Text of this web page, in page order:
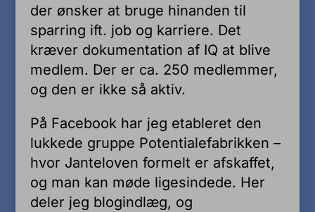
der ønsker at bruge hinanden til
sparring ift. job og karriere. Det
kræver dokumentation af IQ at blive
medlem. Der er ca. 250 medlemmer,
og den er ikke så aktiv.
På Facebook har jeg etableret den
lukkede gruppe Potentialefabrikken –
hvor Janteloven formelt er afskaffet,
og man kan møde ligesindede. Her
deler jeg blogindlæg, og